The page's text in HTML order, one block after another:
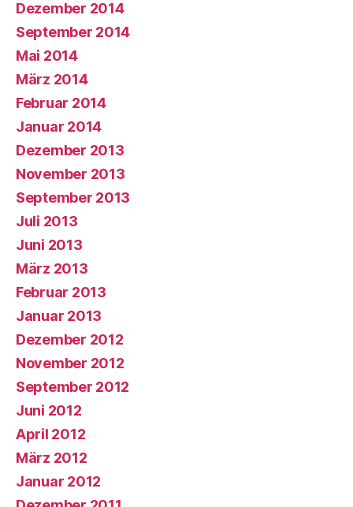
Dezember 2014
September 2014
Mai 2014
März 2014
Februar 2014
Januar 2014
Dezember 2013
November 2013
September 2013
Juli 2013
Juni 2013
März 2013
Februar 2013
Januar 2013
Dezember 2012
November 2012
September 2012
Juni 2012
April 2012
März 2012
Januar 2012